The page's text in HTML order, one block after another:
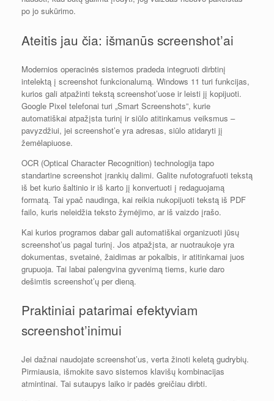
po jo sukūrimo.
Ateitis jau čia: išmanūs screenshot’ai
Modernios operacinės sistemos pradeda integruoti dirbtinį
intelektą į screenshot funkcionalumą. Windows 11 turi funkcijas,
kurios gali atpažinti tekstą screenshot’uose ir leisti jį kopijuoti.
Google Pixel telefonai turi „Smart Screenshots”, kurie
automatiškai atpažįsta turinį ir siūlo atitinkamus veiksmus –
pavyzdžiui, jei screenshot’e yra adresas, siūlo atidaryti jį
žemėlapiuose.
OCR (Optical Character Recognition) technologija tapo
standartine screenshot įrankių dalimi. Galite nufotografuoti tekstą
iš bet kurio šaltinio ir iš karto jį konvertuoti į redaguojamą
formatą. Tai ypač naudinga, kai reikia nukopijuoti tekstą iš PDF
failo, kuris neleidžia teksto žymėjimo, ar iš vaizdo įrašo.
Kai kurios programos dabar gali automatiškai organizuoti jūsų
screenshot’us pagal turinį. Jos atpažįsta, ar nuotraukoje yra
dokumentas, svetainė, žaidimas ar pokalbis, ir atitinkamai juos
grupuoja. Tai labai palengvina gyvenimą tiems, kurie daro
dešimtis screenshot’ų per dieną.
Praktiniai patarimai efektyviam
screenshot’inimui
Jei dažnai naudojate screenshot’us, verta žinoti keletą gudrybių.
Pirmiausia, išmokite savo sistemos klavišų kombinacijas
atmintinai. Tai sutaupys laiko ir padės greičiau dirbti.